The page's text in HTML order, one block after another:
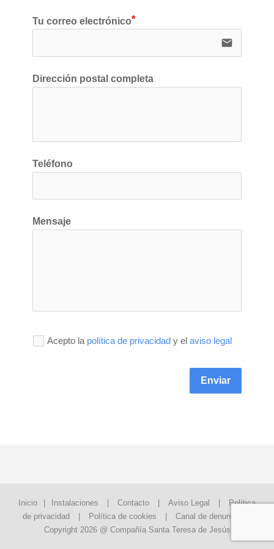
Tu correo electrónico
email
Dirección postal completa
Teléfono
Mensaje
Acepto la política de privacidad y elaviso legal
Enviar
Inicio | Instalaciones | Contacto | Aviso Legal |
Política
de privacidad
| Política de cookies |
Canal de denuncias
Copyright 2026 @ Compañía Santa Teresa de Jesús